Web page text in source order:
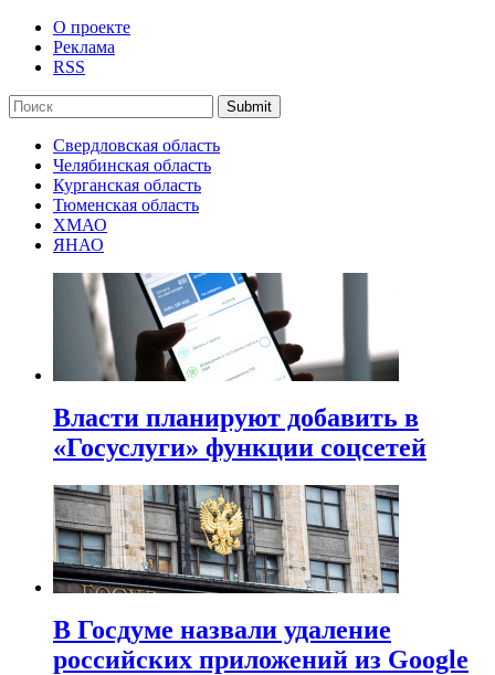
О проекте
Реклама
RSS
Submit
Свердловская область
Челябинская область
Курганская область
Тюменская область
ХМАО
ЯНАО
Власти планируют добавить в
«Госуслуги» функции соцсетей
В Госдуме назвали удаление
российских приложений из Google